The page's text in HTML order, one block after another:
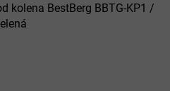
kolena BestBerg BBTG-KP1 /